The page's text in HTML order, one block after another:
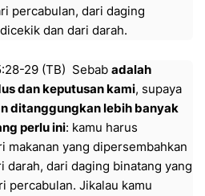
percabulan, dari daging
dan dari darah.
29 (TB) Sebab adalah
dan keputusan kami, supaya
ditanggungkan lebih banyak
perlu ini: kamu harus
makanan yang dipersembahkan
darah, dari daging binatang yang
percabulan. Jikalau kamu